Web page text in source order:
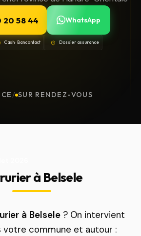
58 44 WhatsApp
Cash · Bancontact Dossier assurance
/ SUR RENDEZ-VOUS
à Belsele
à Belsele ? On intervient
votre commune et autour :